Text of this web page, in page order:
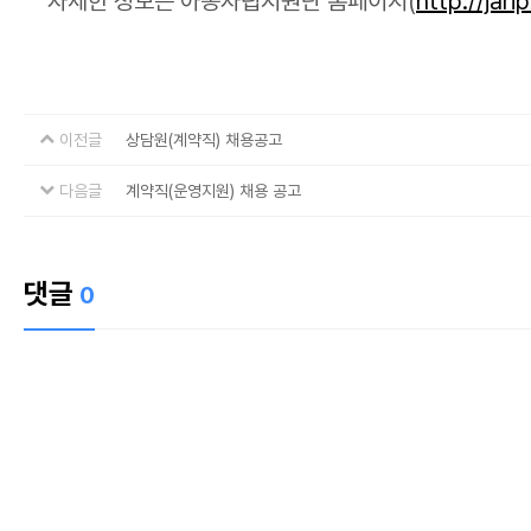
이전글 상담원(계약직) 채용공고
다음글 계약직(운영지원) 채용 공고
댓글 0